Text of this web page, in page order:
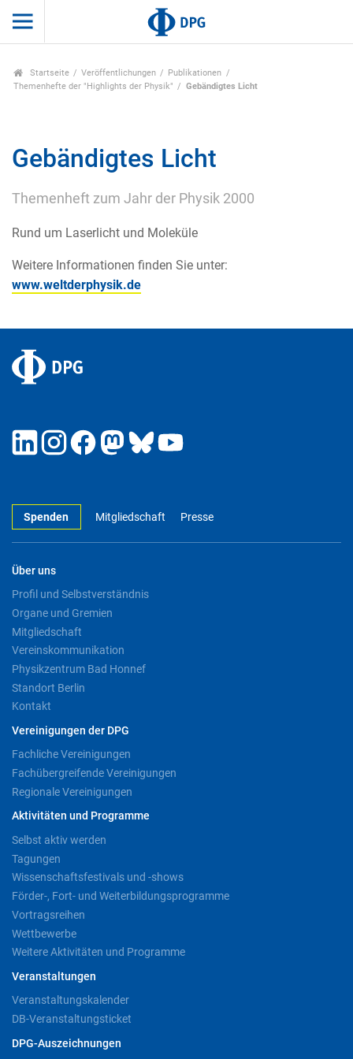
Startseite Veröffentlichungen
Publikationen
Themenhefte der "Highlights der Physik"
Gebändigtes Licht
Gebändigtes Licht
Themenheft zum Jahr der Physik 2000
Rund um Laserlicht und Moleküle
Weitere Informationen finden Sie unter:
www.weltderphysik.de
Spenden Mitgliedschaft Presse
Über uns
Profil und Selbstverständnis
Organe und Gremien
Mitgliedschaft
Vereinskommunikation
Physikzentrum Bad Honnef
Standort Berlin
Kontakt
Vereinigungen der DPG
Fachliche Vereinigungen
Fachübergreifende Vereinigungen
Regionale Vereinigungen
Aktivitäten und Programme
Selbst aktiv werden
Tagungen
Wissenschaftsfestivals und -shows
Förder-, Fort- und Weiterbildungsprogramme
Vortragsreihen
Wettbewerbe
Weitere Aktivitäten und Programme
Veranstaltungen
Veranstaltungskalender
DB-Veranstaltungsticket
DPG-Auszeichnungen